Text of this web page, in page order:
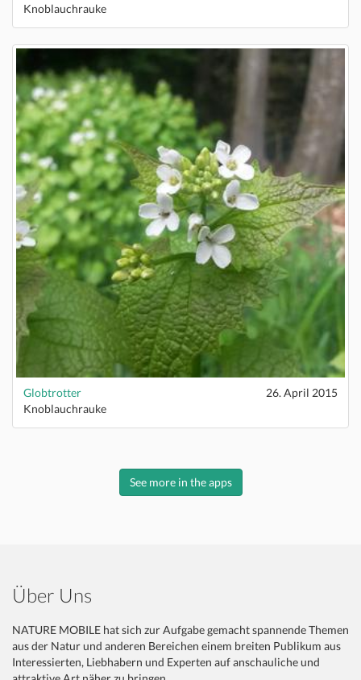
Knoblauchrauke
Globtrotter
26. April 2015
Knoblauchrauke
See more in the apps
Über Uns
NATURE MOBILE hat sich zur Aufgabe gemacht spannende Themen
aus der Natur und anderen Bereichen einem breiten Publikum aus
Interessierten, Liebhabern und Experten auf anschauliche und